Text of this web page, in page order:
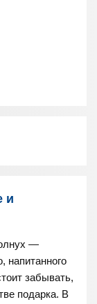
и
—
напитанного
забывать,
подарка. В